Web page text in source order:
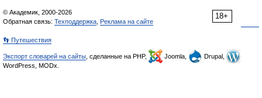
18+
© Академик, 2000-2026
Обратная связь: Техподдержка Реклама на сайте
👣 Путешествия
Экспорт словарей на сайты , сделанные на PHP, Joomla,
Drupal,
WordPress, MODx.